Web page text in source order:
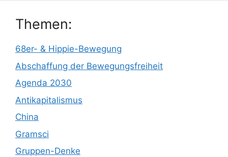
Themen:
68er- & Hippie-Bewegung
Abschaffung der Bewegungsfreiheit
Agenda 2030
Antikapitalismus
China
Gramsci
Gruppen-Denke